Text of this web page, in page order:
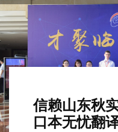
信赖山东秋
口本无忧翻